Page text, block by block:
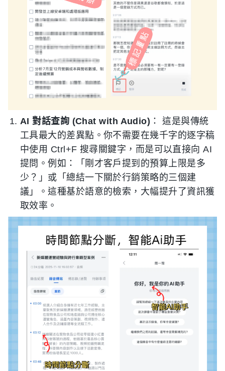
AI 對話查詢 (Chat with Audio) ： 這是與傳統
工具最大的差異點。你不需要在幾千字的逐字稿
中使用 Ctrl+F 搜尋關鍵字，而是可以直接向 AI
提問。例如：「剛才客戶提到的預算上限是多
少？」或「總結一下關於行銷策略的三個建
議」。這種基於語意的檢索，大幅提升了資訊獲
取效率。